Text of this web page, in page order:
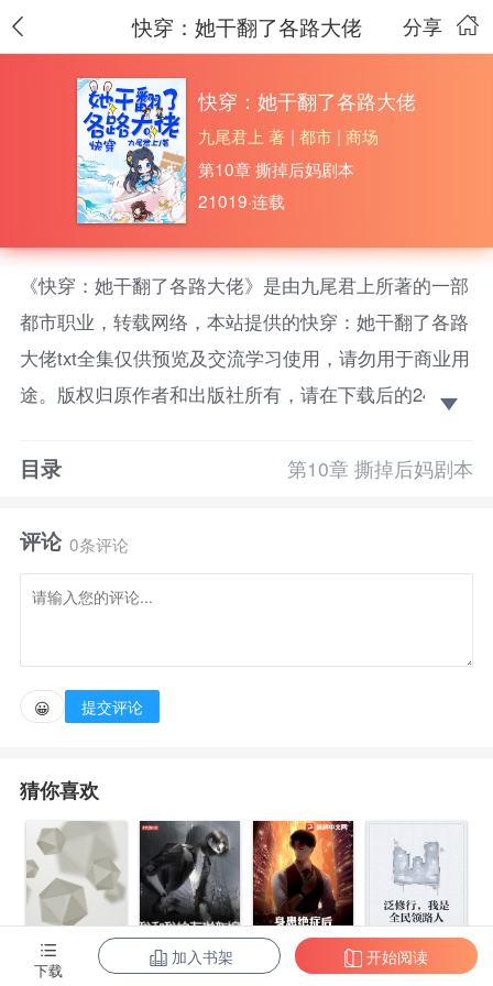
分享
快穿：她干翻了各路大佬
快穿：她干翻了各路大佬
九尾君上 著 | 都市 | 商场
第10章 撕掉后妈剧本
21019·连载
《快穿：她干翻了各路大佬》是由九尾君上所著的一部
都市职业，转载网络，本站提供的快穿：她干翻了各路
大佬txt全集仅供预览及交流学习使用，请勿用于商业用
途。版权归原作者和出版社所有，请在下载后的24小时
婳，穿梭各种位面历劫，积攒功德，谋划气运。
穿越时总有不知名野生系统碰瓷，妄想奴役、收割
她。
系统2：宿主聪慧可人，才貌双全。
系统3：宿主开朗大方，人见人爱。
......
系统+N：以上言论非真心，碰瓷大佬的系统都有这
么一朝（躺平等死.JPG）。
目录 第10章 撕掉后妈剧本
评论 0条评论
😀 提交评论
猜你喜欢
都市第一至尊 我和我的古代
身患绝症后，
泛修行，我是
下载
加入书架 开始阅读